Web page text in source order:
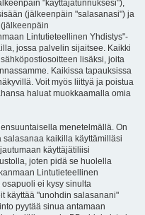
"käyttäjätunnuksesi"),
(jälkeenpäin "salasanasi") ja
Lintutieteellinen Yhdistys"-
jossa palvelin sijaitsee. Kaikki
lisäksi, joita
Kaikissa tapauksissa
Voit myös liittyä ja poistua
haluat muokkaamalla omia
menetelmällä. On
salasanaa kaikilla käyttämilläsi
käyttäjätiliisi
joten pidä se huolella
Lintutieteellinen
ei kysy sinulta
käyttää "unohdin salasanani"
pyytää sinua antamaan